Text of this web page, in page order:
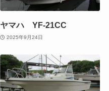
ヤマハ YF-21CC
2025年9月24日